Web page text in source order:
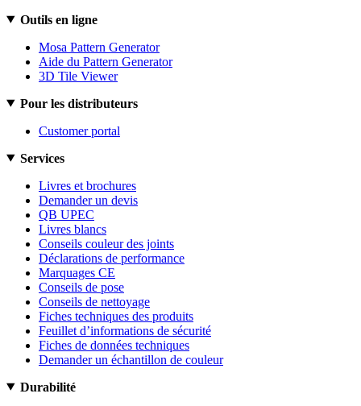
Outils en ligne
Mosa Pattern Generator
Aide du Pattern Generator
3D Tile Viewer
Pour les distributeurs
Customer portal
Services
Livres et brochures
Demander un devis
QB UPEC
Livres blancs
Conseils couleur des joints
Déclarations de performance
Marquages CE
Conseils de pose
Conseils de nettoyage
Fiches techniques des produits
Feuillet d’informations de sécurité
Fiches de données techniques
Demander un échantillon de couleur
Durabilité